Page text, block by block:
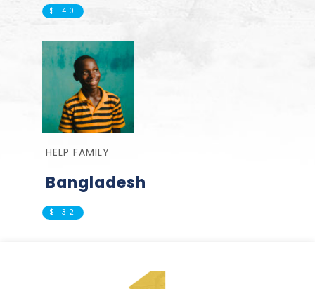
$ 40
HELP FAMILY
Bangladesh
$ 32